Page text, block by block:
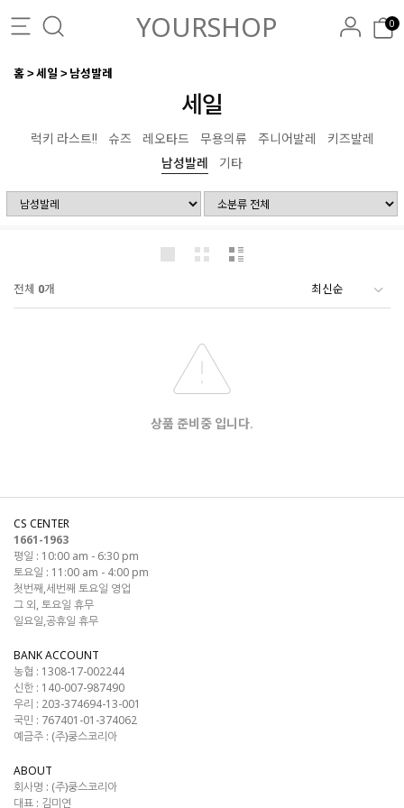
YOURSHOP 0
홈 세일 남성발레
세일
럭키 라스트!! 슈즈 레오타드 무용의류 주니어발레
키즈발레
남성발레
기타
전체 0개
상품 준비중 입니다.
CS CENTER
1661-1963
평일 : 10:00 am - 6:30 pm
토요일 : 11:00 am - 4:00 pm
첫번째,세번째 토요일 영업
그 외, 토요일 휴무
일요일,공휴일 휴무
BANK ACCOUNT
농협 : 1308-17-002244
신한 : 140-007-987490
우리 : 203-374694-13-001
국민 : 767401-01-374062
예금주 : (주)쿵스코리아
ABOUT
회사명 : (주)쿵스코리아
대표 : 김미연